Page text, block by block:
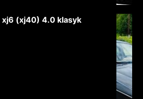
xj6 (xj40) 4.0 klasyk